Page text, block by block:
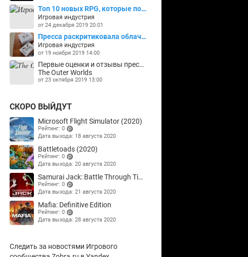
Топ 10 новых RPG, которые появятся в 2020 году
Игровая индустрия
от 24 декабря 2019 20:01
Пресса раскритиковала облачный игровой сервис Google Stadia
Игровая индустрия
от 19 ноября 2019 14:00
Первые оценки и отзывы прессы о The Outer Worlds
The Outer Worlds
от 23 октября 2019 13:00
СКОРО ВЫЙДУТ
Microsoft Flight Simulator (2020)
Рейтинг: 0
(points)
Дата выхода: 18 августа 2020
Battletoads (2020)
Рейтинг: 0
(points)
Дата выхода: 20 августа 2020
Samurai Jack: Battle Through Time
Рейтинг: 0
(points)
Дата выхода: 21 августа 2020
Mafia: Definitive Edition
Рейтинг: 0
(points)
Дата выхода: 28 августа 2020
Следить за новостями Игрового